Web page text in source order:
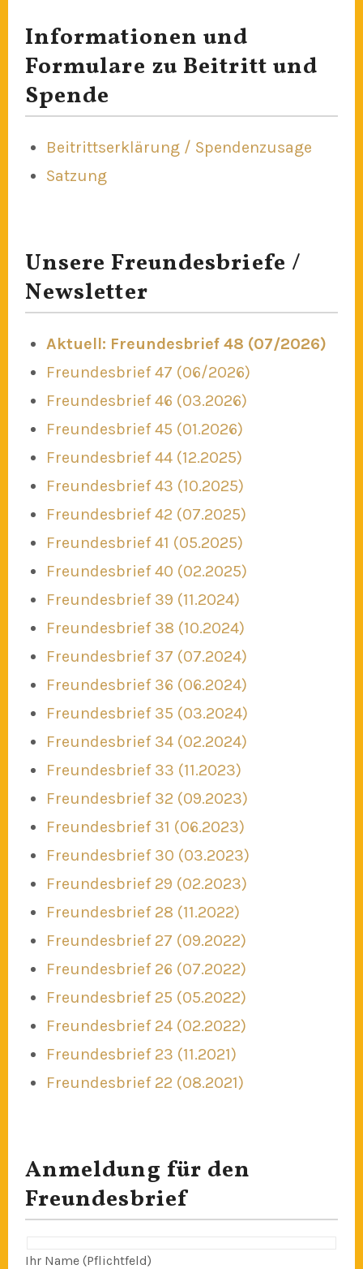
Informationen und
Formulare zu Beitritt und
Spende
Beitrittserklärung / Spendenzusage
Satzung
Unsere Freundesbriefe /
Newsletter
Aktuell: Freundesbrief 48 (07/2026)
Freundesbrief 47 (06/2026)
Freundesbrief 46 (03.2026)
Freundesbrief 45 (01.2026)
Freundesbrief 44 (12.2025)
Freundesbrief 43 (10.2025)
Freundesbrief 42 (07.2025)
Freundesbrief 41 (05.2025)
Freundesbrief 40 (02.2025)
Freundesbrief 39 (11.2024)
Freundesbrief 38 (10.2024)
Freundesbrief 37 (07.2024)
Freundesbrief 36 (06.2024)
Freundesbrief 35 (03.2024)
Freundesbrief 34 (02.2024)
Freundesbrief 33 (11.2023)
Freundesbrief 32 (09.2023)
Freundesbrief 31 (06.2023)
Freundesbrief 30 (03.2023)
Freundesbrief 29 (02.2023)
Freundesbrief 28 (11.2022)
Freundesbrief 27 (09.2022)
Freundesbrief 26 (07.2022)
Freundesbrief 25 (05.2022)
Freundesbrief 24 (02.2022)
Freundesbrief 23 (11.2021)
Freundesbrief 22 (08.2021)
Anmeldung für den
Freundesbrief
Ihr Name (Pflichtfeld)